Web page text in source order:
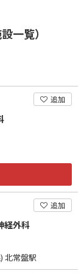
一覧）
追加
追加
経外科
北常盤駅